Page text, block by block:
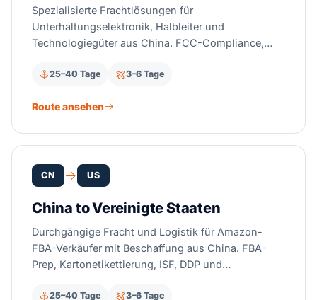
Spezialisierte Frachtlösungen für
Unterhaltungselektronik, Halbleiter und
Technologiegüter aus China. FCC-Compliance,
Zollmanagement.
25–40 Tage 3–6 Tage
Route ansehen
CN US
China to Vereinigte Staaten
Durchgängige Fracht und Logistik für Amazon-
FBA-Verkäufer mit Beschaffung aus China. FBA-
Prep, Kartonetikettierung, ISF, DDP und
25–40 Tage 3–6 Tage